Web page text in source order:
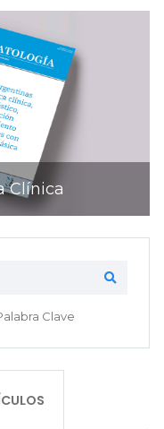
Clínica
Clave